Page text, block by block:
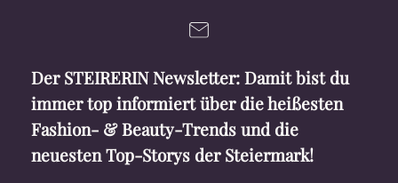
Der STEIRERIN Newsletter: Damit bist du
immer top informiert über die heißesten
Fashion- & Beauty-Trends und die
neuesten Top-Storys der Steiermark!